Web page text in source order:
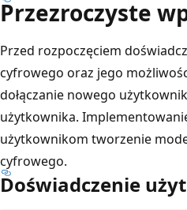
Przezroczyste
Przed rozpoczęciem
cyfrowego oraz jego
dołączanie nowego
użytkownika.
użytkownikom tworzenie
cyfrowego.
Doświadczenie